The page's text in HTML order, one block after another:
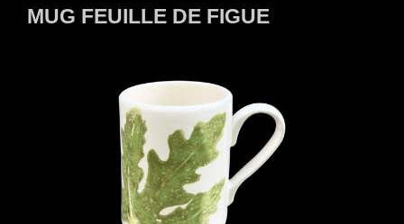
MUG FEUILLE DE FIGUE